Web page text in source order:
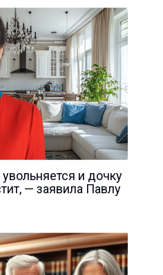
и дочку
— заявила Павлу